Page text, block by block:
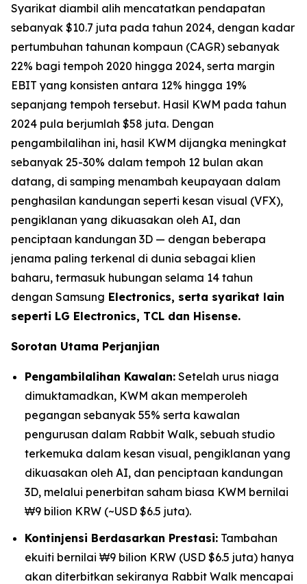
Syarikat diambil alih mencatatkan pendapatan
sebanyak $10.7 juta pada tahun 2024, dengan kadar
pertumbuhan tahunan kompaun (CAGR) sebanyak
22% bagi tempoh 2020 hingga 2024, serta margin
EBIT yang konsisten antara 12% hingga 19%
sepanjang tempoh tersebut. Hasil KWM pada tahun
2024 pula berjumlah $58 juta. Dengan
pengambilalihan ini, hasil KWM dijangka meningkat
sebanyak 25-30% dalam tempoh 12 bulan akan
datang, di samping menambah keupayaan dalam
penghasilan kandungan seperti kesan visual (VFX),
pengiklanan yang dikuasakan oleh AI, dan
penciptaan kandungan 3D — dengan beberapa
jenama paling terkenal di dunia sebagai klien
baharu, termasuk hubungan selama 14 tahun
dengan Samsung Electronics, serta syarikat lain
seperti LG Electronics, TCL dan Hisense.
Sorotan Utama Perjanjian
Pengambilalihan Kawalan: Setelah urus niaga
dimuktamadkan, KWM akan memperoleh
pegangan sebanyak 55% serta kawalan
pengurusan dalam Rabbit Walk, sebuah studio
terkemuka dalam kesan visual, pengiklanan yang
dikuasakan oleh AI, dan penciptaan kandungan
3D, melalui penerbitan saham biasa KWM bernilai
₩9 bilion KRW (~USD $6.5 juta).
Kontinjensi Berdasarkan Prestasi: Tambahan
ekuiti bernilai ₩9 bilion KRW (USD $6.5 juta) hanya
akan diterbitkan sekiranya Rabbit Walk mencapai